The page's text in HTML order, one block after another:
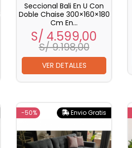
Seccional Bali En U Con
Doble Chaise 300×160×180
Cm En...
Precio
S/ 4.599,00
S/ 9.198,00
VER DETALLES
Envio Gratis
-50%